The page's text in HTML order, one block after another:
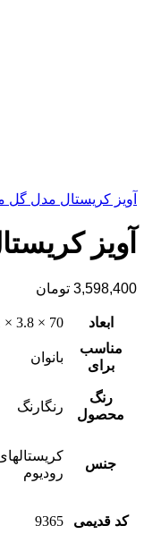
آویز کریستال مدل گل
آویز
3,598,400 تومان
ابعاد
70 × 3.8 × 6.1 سانتیمتر
مناسب
برای
بانوان
رنگ
محصول
رنگارنگ
جنس
رودیوم
کد قدیمی 9365